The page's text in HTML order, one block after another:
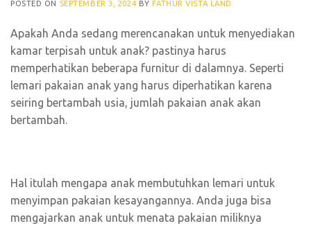
POSTED ON SEPTEMBER 3, 2024 BYFATHUR VISTA LAND
Apakah Anda sedang merencanakan untuk menyediakan
kamar terpisah untuk anak? pastinya harus
memperhatikan beberapa furnitur di dalamnya. Seperti
lemari pakaian anak yang harus diperhatikan karena
seiring bertambah usia, jumlah pakaian anak akan
bertambah.
Hal itulah mengapa anak membutuhkan lemari untuk
menyimpan pakaian kesayangannya. Anda juga bisa
mengajarkan anak untuk menata pakaian miliknya